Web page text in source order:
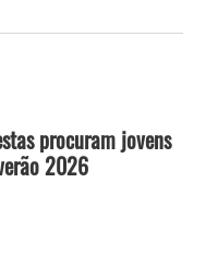
procuram jovens
2026